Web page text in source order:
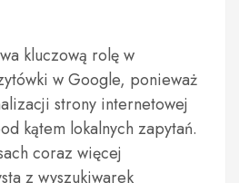
kluczową rolę w
w Google, ponieważ
strony internetowej
kątem lokalnych zapytań.
coraz więcej
z wyszukiwarek